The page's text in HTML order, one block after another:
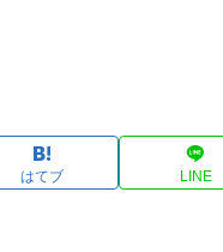
はてブ LINE